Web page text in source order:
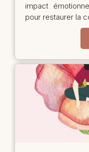
impact
pour restaurer la